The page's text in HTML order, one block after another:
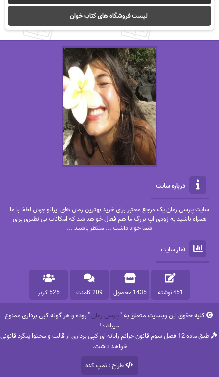
لیست فروشگاه های کتاب خوان
درباره سایت
سایت پارسی رمان یک مرجع معتبر برای خرید بهترین رمان های ایرانو جهان لطفا با ما
همراه باشید به زودی اپ بزرگ ما هم فعال خواهد شد که امکانات بی نظیری برای
شما خواد داشت ... منتظر باشید ...
آمار سایت
451 نوشته 1435 محصول 209 کامنت 525 کاربر
کلیه حقوق این وبسایت متعلق به "پارسی رمان" بوده و هر گونه کپی برداری ممنوع
میباشد!
طبق ماده 12 فصل سوم قانون جرائم رایانه ای کپی برداری از قالب و محتوا پیگرد قانونی
خواهد داشت.
طراح : تمپ کده